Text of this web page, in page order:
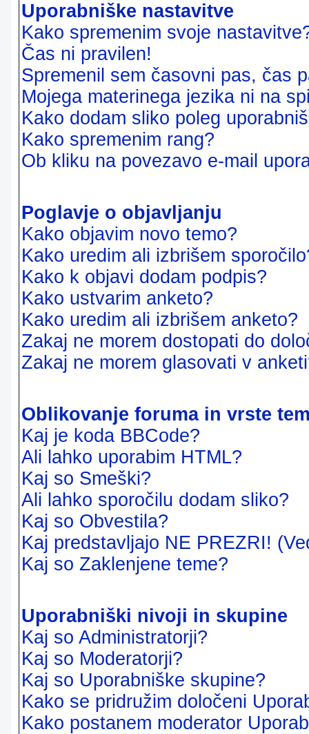
Uporabniške nastavitve
Kako spremenim svoje
Čas ni pravilen!
Spremenil sem časovni pas, čas
Mojega materinega jezika ni na
Kako dodam sliko poleg
Kako spremenim rang?
Ob kliku na povezavo e-mail
Poglavje o objavljanju
Kako objavim novo temo?
Kako uredim ali izbrišem
Kako k objavi dodam podpis?
Kako ustvarim anketo?
Kako uredim ali izbrišem anketo?
Zakaj ne morem dostopati do
Zakaj ne morem glasovati v
Oblikovanje foruma in vrste
Kaj je koda BBCode?
Ali lahko uporabim HTML?
Kaj so Smeški?
Ali lahko sporočilu dodam sliko?
Kaj so Obvestila?
Kaj predstavljajo NE PREZRI!
Kaj so Zaklenjene teme?
Uporabniški nivoji in skupine
Kaj so Administratorji?
Kaj so Moderatorji?
Kaj so Uporabniške skupine?
Kako se pridružim določeni
Kako postanem moderator